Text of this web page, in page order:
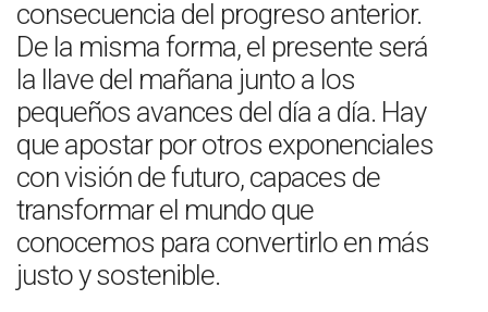
consecuencia del progreso anterior.
De la misma forma, el presente será
la llave del mañana junto a los
pequeños avances del día a día. Hay
que apostar por otros exponenciales
con visión de futuro, capaces de
transformar el mundo que
conocemos para convertirlo en más
justo y sostenible.